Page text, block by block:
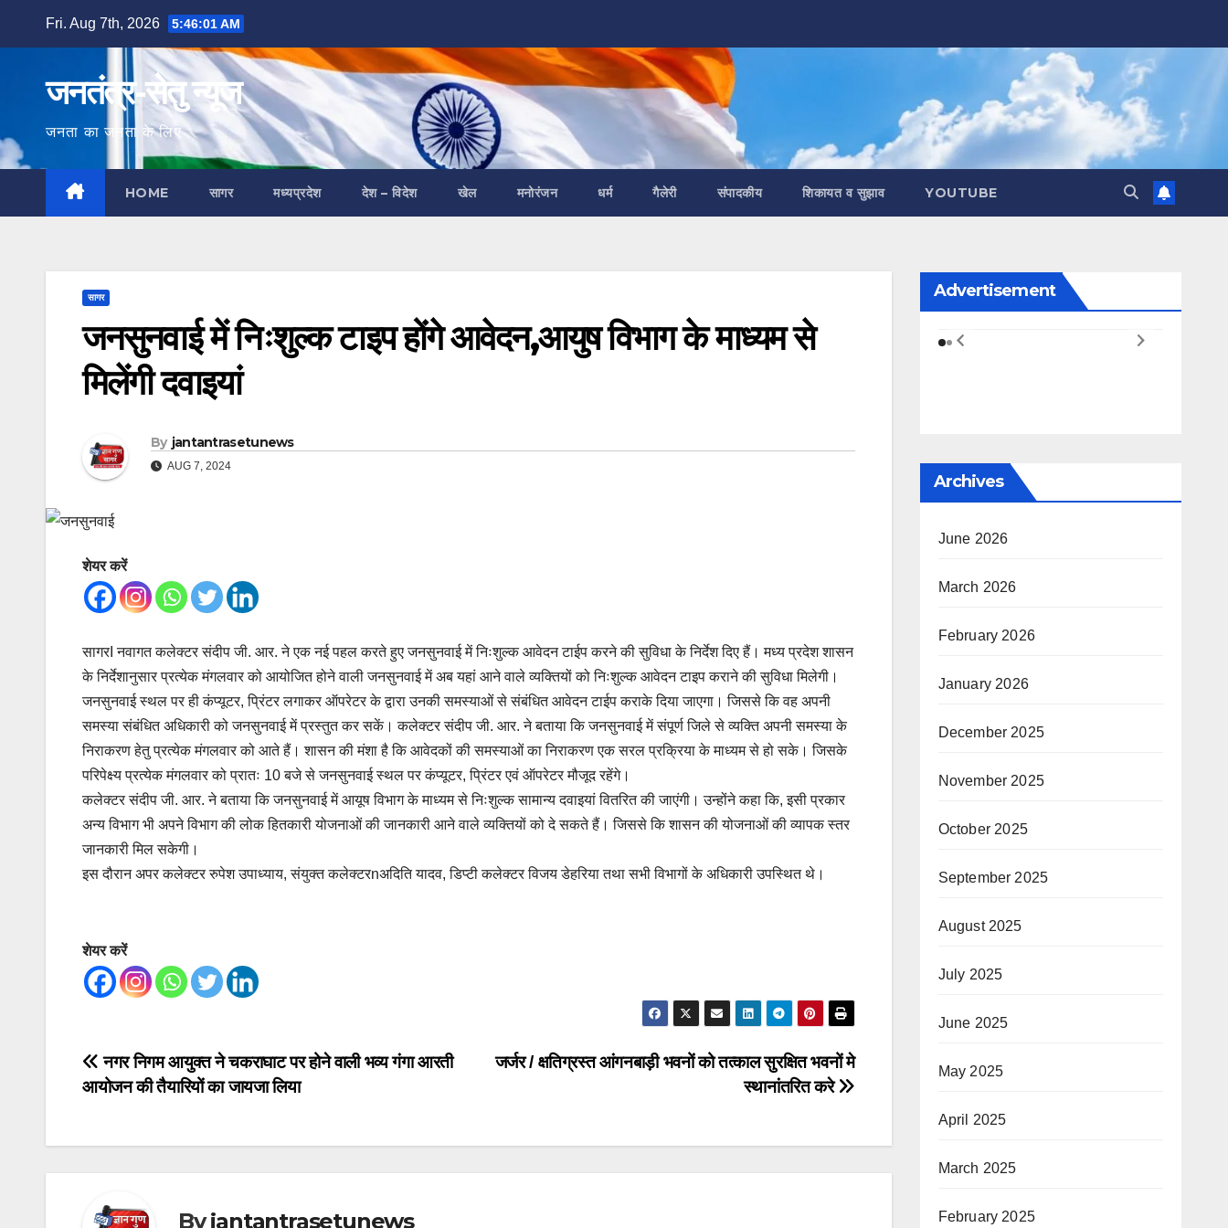
Fri. Aug 7th, 2026 5:46:02 AM
जनतंत्र-सेतु न्यूज
जनता का जनता के लिए
HOME सागर मध्यप्रदेश देश – विदेश खेल मनोरंजन धर्म गैलेरी संपादकीय शिकायत व सुझाव YOUTUBE
सागर
जनसुनवाई में निःशुल्क टाइप होंगे आवेदन,आयुष विभाग के माध्यम से
मिलेंगी दवाइयां
By jantantrasetunews
AUG 7, 2024
शेयर करें
सागरI नवागत कलेक्टर संदीप जी. आर. ने एक नई पहल करते हुए जनसुनवाई में निःशुल्क आवेदन टाईप करने की सुविधा के निर्देश दिए हैं। मध्य प्रदेश शासन
के निर्देशानुसार प्रत्येक मंगलवार को आयोजित होने वाली जनसुनवाई में अब यहां आने वाले व्यक्तियों को निःशुल्क आवेदन टाइप कराने की सुविधा मिलेगी।
जनसुनवाई स्थल पर ही कंप्यूटर, प्रिंटर लगाकर ऑपरेटर के द्वारा उनकी समस्याओं से संबंधित आवेदन टाईप कराके दिया जाएगा। जिससे कि वह अपनी
समस्या संबंधित अधिकारी को जनसुनवाई में प्रस्तुत कर सकें। कलेक्टर संदीप जी. आर. ने बताया कि जनसुनवाई में संपूर्ण जिले से व्यक्ति अपनी समस्या के
निराकरण हेतु प्रत्येक मंगलवार को आते हैं। शासन की मंशा है कि आवेदकों की समस्याओं का निराकरण एक सरल प्रक्रिया के माध्यम से हो सके। जिसके
परिपेक्ष्य प्रत्येक मंगलवार को प्रातः 10 बजे से जनसुनवाई स्थल पर कंप्यूटर, प्रिंटर एवं ऑपरेटर मौजूद रहेंगे।
कलेक्टर संदीप जी. आर. ने बताया कि जनसुनवाई में आयूष विभाग के माध्यम से निःशुल्क सामान्य दवाइयां वितरित की जाएंगी। उन्होंने कहा कि, इसी प्रकार
अन्य विभाग भी अपने विभाग की लोक हितकारी योजनाओं की जानकारी आने वाले व्यक्तियों को दे सकते हैं। जिससे कि शासन की योजनाओं की व्यापक स्तर
जानकारी मिल सकेगी।
इस दौरान अपर कलेक्टर रुपेश उपाध्याय, संयुक्त कलेक्टरnअदिति यादव, डिप्टी कलेक्टर विजय डेहरिया तथा सभी विभागों के अधिकारी उपस्थित थे।
शेयर करें
Post
जर्जर / क्षतिग्रस्त आंगनबाड़ी भवनों को तत्काल सुरक्षित भवनों मे
स्थानांतरित करे
नगर निगम आयुक्त ने चकराघाट पर होने वाली भव्य गंगा आरती
आयोजन की तैयारियों का जायजा लिया
Byjantantrasetunews
Advertisement
Archives
June 2026
March 2026
February 2026
January 2026
December 2025
November 2025
October 2025
September 2025
August 2025
July 2025
June 2025
May 2025
April 2025
March 2025
February 2025